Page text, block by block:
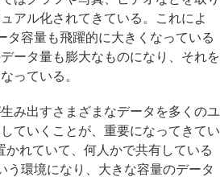
アル化されてきている。これによ
タ容量も飛躍的に大きくなっている
ータ量も膨大なものになり、それを
っている。
み出すさまざまなデータを多くのユ
ていくことが、重要になってきてい
かれていて、何人かで共有している
う環境になり、大きな容量のデータ